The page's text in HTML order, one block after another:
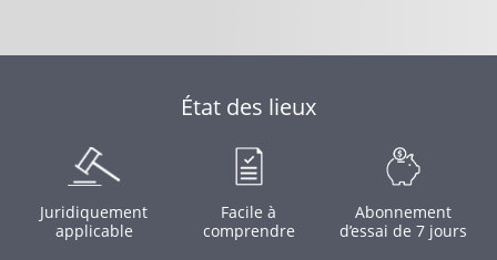
État des lieux
Juridiquement
applicable
Facile à
comprendre
Abonnement
d’essai de 7 jours